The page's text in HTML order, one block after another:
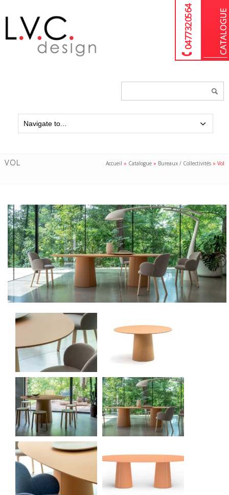
04 77 32 05 64
VOL Accueil » Catalogue » Bureaux / Collectivités »Vol